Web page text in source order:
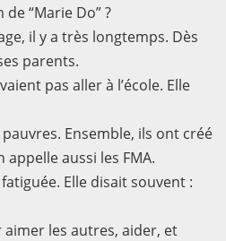
“Marie Do” ?
il y a très longtemps. Dès
parents.
pas aller à l’école. Elle
Ensemble, ils ont créé
aussi les FMA.
Elle disait souvent :
aimer les autres, aider, et